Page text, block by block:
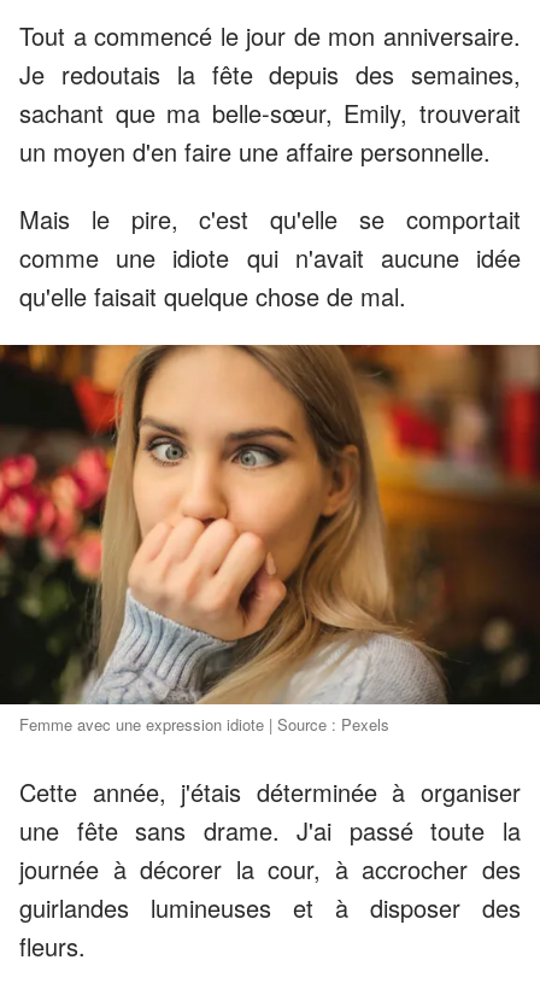
Tout a commencé le jour de mon anniversaire.
Je redoutais la fête depuis des semaines,
sachant que ma belle-sœur, Emily, trouverait
un moyen d'en faire une affaire personnelle.
Mais le pire, c'est qu'elle se comportait
comme une idiote qui n'avait aucune idée
qu'elle faisait quelque chose de mal.
Femme avec une expression idiote | Source : Pexels
Cette année, j'étais déterminée à organiser
une fête sans drame. J'ai passé toute la
journée à décorer la cour, à accrocher des
guirlandes lumineuses et à disposer des
fleurs.